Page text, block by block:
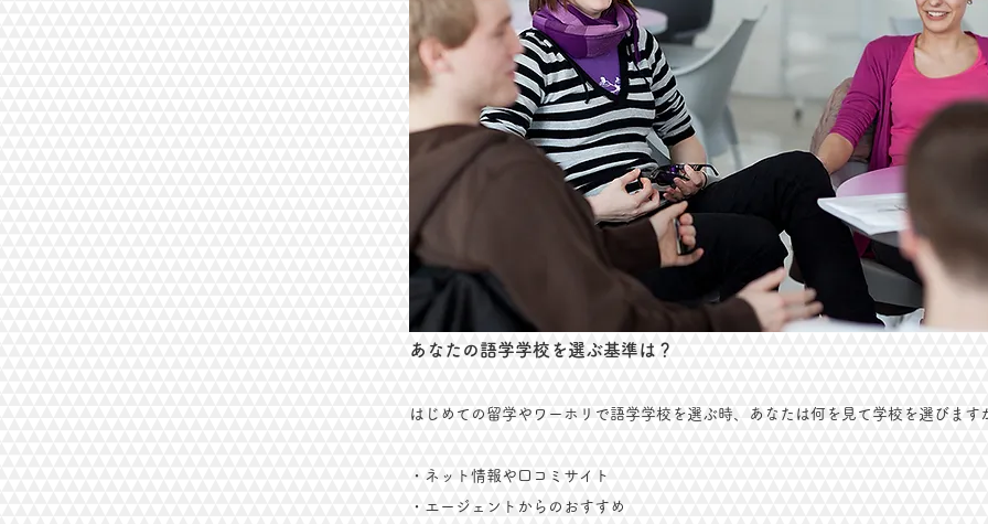
あなたの語学学校を選ぶ基準は？
はじめての留学やワーホリで語学学校を選ぶ時、あなたは何を見て学校を選びます
・ネット情報や口コミサイト
・エージェントからのおすすめ